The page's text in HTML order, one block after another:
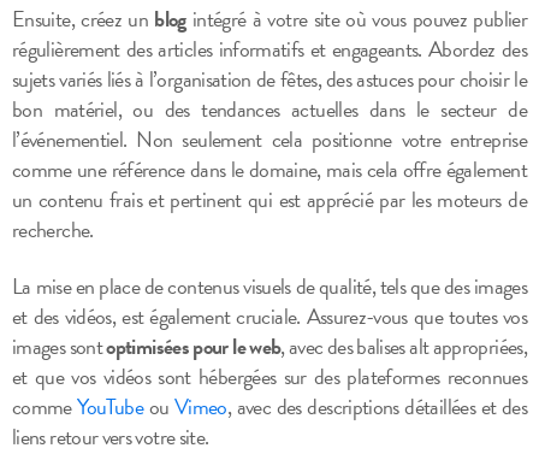
Ensuite, créez un blogintégré à votre site où vous pouvez publier
régulièrement des articles informatifs et engageants. Abordez des
sujets variés liés à l’organisation de fêtes, des astuces pour choisir le
bon matériel, ou des tendances actuelles dans le secteur de
l’événementiel. Non seulement cela positionne votre entreprise
comme une référence dans le domaine, mais cela offre également
un contenu frais et pertinent qui est apprécié par les moteurs de
recherche.
La mise en place de contenus visuels de qualité, tels que des images
et des vidéos, est également cruciale. Assurez-vous que toutes vos
images sontoptimisées pour le web, avec des balises alt appropriées,
et que vos vidéos sont hébergées sur des plateformes reconnues
commeYouTubeouVimeo, avec des descriptions détaillées et des
liens retour vers votre site.